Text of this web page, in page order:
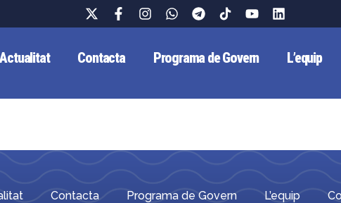
Actualitat Contacta Programa de Govern L’equip
Contacta Programa de Govern L’equip